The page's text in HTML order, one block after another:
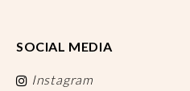
SOCIAL MEDIA
Instagram